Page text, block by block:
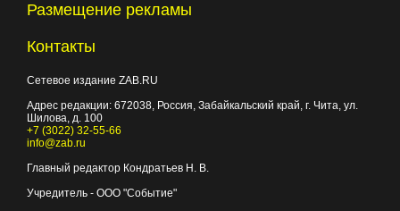
Размещение рекламы
Контакты
Сетевое издание ZAB.RU
Адрес редакции: 672038, Россия, Забайкальский край, г. Чита, ул.
Шилова, д. 100
+7 (3022) 32-55-66
info@zab.ru
Главный редактор Кондратьев Н. В.
Учредитель - ООО "Событие"